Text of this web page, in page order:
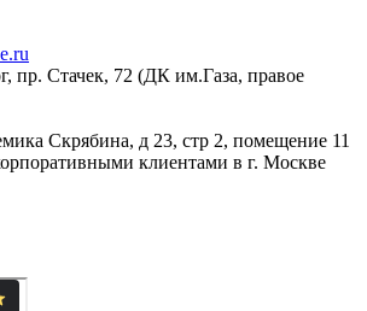
, пр. Стачек, 72 (ДК им.Газа, правое
Скрябина, д 23, стр 2, помещение 11
клиентами в г. Москве